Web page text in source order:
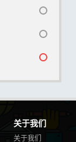
关于我们
关于我们